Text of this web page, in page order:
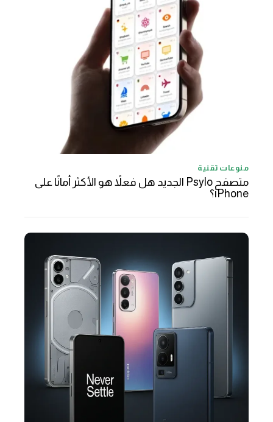
منوعات تقنية
متصفح Psylo الجديد هل فعلاً هو الأكثر أمانًا على
iPhone؟